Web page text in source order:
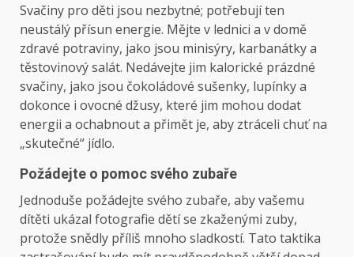
Svačiny pro děti jsou nezbytné; potřebují ten
neustálý přísun energie. Mějte v lednici a v domě
zdravé potraviny, jako jsou minisýry, karbanátky a
těstovinový salát. Nedávejte jim kalorické prázdné
svačiny, jako jsou čokoládové sušenky, lupínky a
dokonce i ovocné džusy, které jim mohou dodat
energii a ochabnout a přimět je, aby ztráceli chuť na
„skutečné“ jídlo.
Požádejte o pomoc svého zubaře
Jednoduše požádejte svého zubaře, aby vašemu
dítěti ukázal fotografie dětí se zkaženými zuby,
protože snědly příliš mnoho sladkostí. Tato taktika